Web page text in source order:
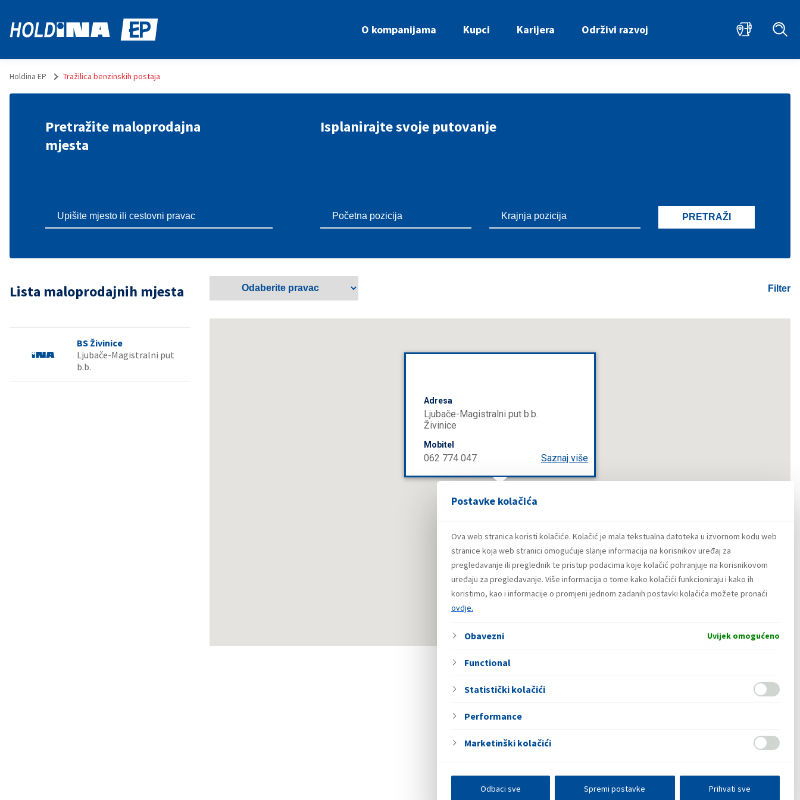
Postavke kolačića
Ova web stranica koristi kolačiće. Kolačić je mala tekstualna datoteka u izvornom kodu web
stranice koja web stranici omogućuje slanje informacija na korisnikov uređaj za
pregledavanje ili preglednik te pristup podacima koje kolačić pohranjuje na korisnikovom
uređaju za pregledavanje. Više informacija o tome kako kolačići funkcioniraju i kako ih
koristimo, kao i informacije o promjeni jednom zadanih postavki kolačića možete pronaći
ovdje.
Obavezni Uvijek omogućeno
Functional
Statistički kolačići
Performance
Marketinški kolačići
Odbaci sve Spremi postavke Prihvati sve
O kompanijama Kupci Karijera Održivi razvoj
Holdina EP Tražilica benzinskih postaja
Pretražite maloprodajna
mjesta
Isplanirajte svoje putovanje
PRETRAŽI
Lista maloprodajnih mjesta
BS Živinice
Ljubače-Magistralni put
b.b.
Filter
Adresa
Ljubače-Magistralni put b.b.
Živinice
Mobitel
062 774 047 Saznaj više